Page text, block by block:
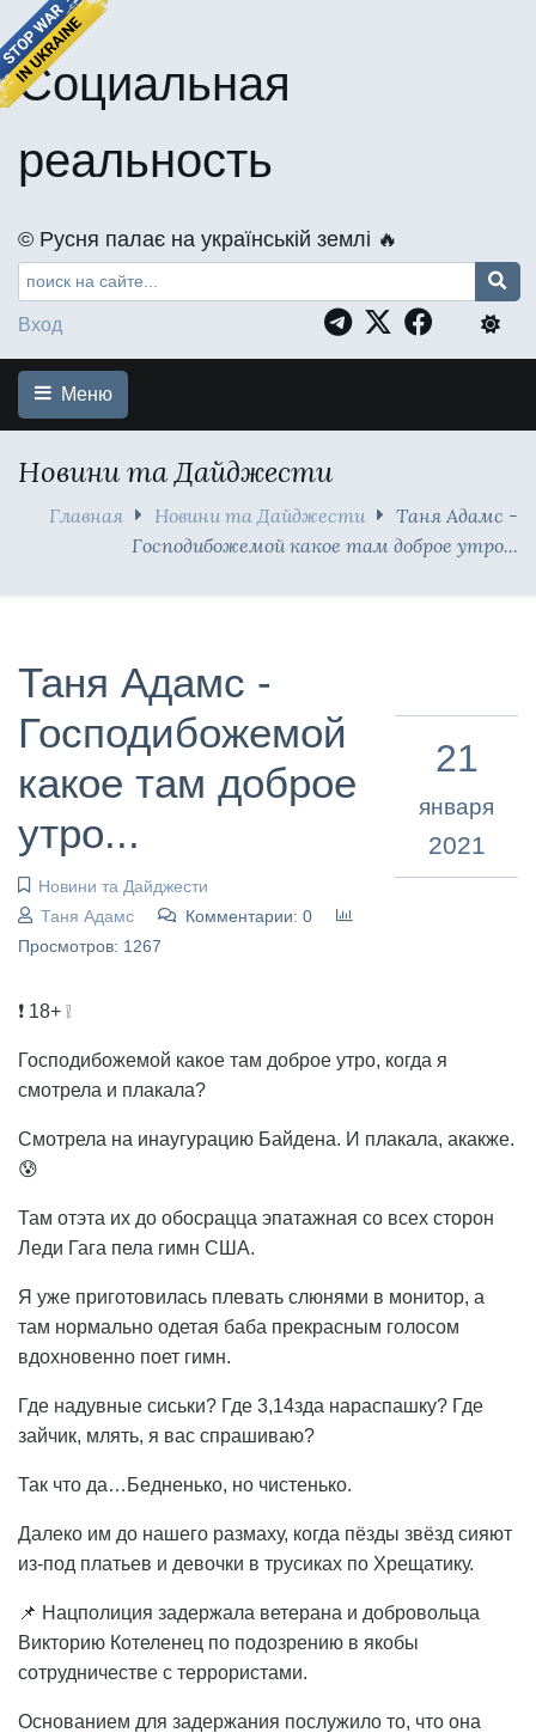
Социальная
реальность
©️ Русня палає на українській землі 🔥
Вход
Меню
Новини та Дайджести
Главная Новини та Дайджести
Таня Адамс -
Господибожемой какое там доброе утро...
Таня Адамс -
Господибожемой
какое там доброе
утро...
Новини та Дайджести
Таня Адамс
Комментарии: 0
Просмотров: 1267
21
января
2021
❗ 18+ ❕
Господибожемой какое там доброе утро, когда я
смотрела и плакала?
Смотрела на инаугурацию Байдена. И плакала, акакже.
😰
Там отэта их до обосрацца эпатажная со всех сторон
Леди Гага пела гимн США.
Я уже приготовилась плевать слюнями в монитор, а
там нормально одетая баба прекрасным голосом
вдохновенно поет гимн.
Где надувные сиськи? Где 3,14зда нараспашку? Где
зайчик, млять, я вас спрашиваю?
Так что да…Бедненько, но чистенько.
Далеко им до нашего размаху, когда пёзды звёзд сияют
из-под платьев и девочки в трусиках по Хрещатику.
📌 Нацполиция задержала ветерана и добровольца
Викторию Котеленец по подозрению в якобы
сотрудничестве с террористами.
Основанием для задержания послужило то, что она